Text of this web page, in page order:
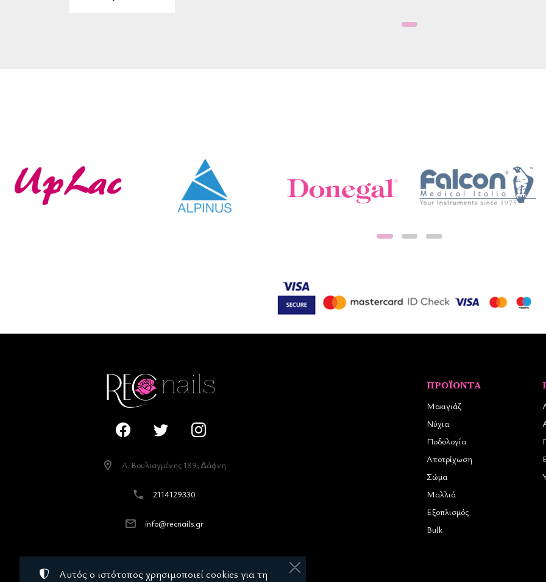
Λ. Βουλιαγµένης 189, ∆άφνη
2114129330
info@recnails.gr
ΠΡΟΪΌΝΤΑ
Μακιγιάζ
Νύχια
Ποδολογία
Αποτρίχωση
Σώμα
Μαλλιά
Εξοπλισμός
Bulk
Αυτός ο ιστότοπος χρησιμοποιεί cookies για τη